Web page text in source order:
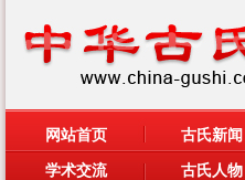
网站首页 古氏新闻
学术交流
古氏人物